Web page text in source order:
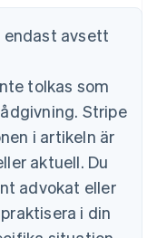
endast avsett
tolkas som
Stripe
i artikeln är
aktuell. Du
advokat eller
i din